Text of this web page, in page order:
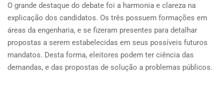
O grande destaque do debate foi a harmonia e clareza na
explicação dos candidatos. Os três possuem formações em
áreas da engenharia, e se fizeram presentes para detalhar
propostas a serem estabelecidas em seus possíveis futuros
mandatos. Desta forma, eleitores podem ter ciência das
demandas, e das propostas de solução a problemas públicos.